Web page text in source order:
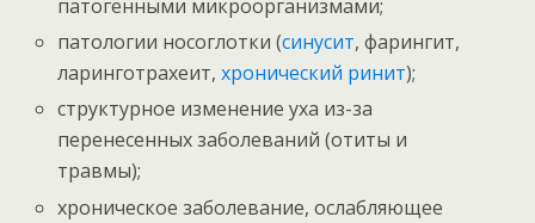
патогенными микроорганизмами;
патологии носоглотки (синусит, фарингит,
ларинготрахеит,хронический ринит);
структурное изменение уха из-за
перенесенных заболеваний (отиты и
травмы);
хроническое заболевание, ослабляющее